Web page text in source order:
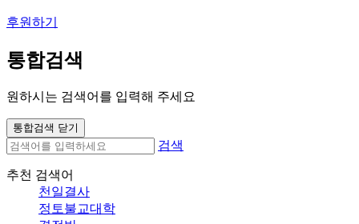
후원하기
통합검색
원하시는 검색어를 입력해 주세요
통합검색 닫기
검색
추천 검색어
천일결사
정토불교대학